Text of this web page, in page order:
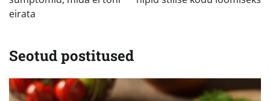
eirata
Seotud postitused